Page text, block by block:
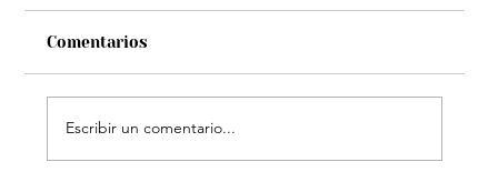
Comentarios
Escribir un comentario...